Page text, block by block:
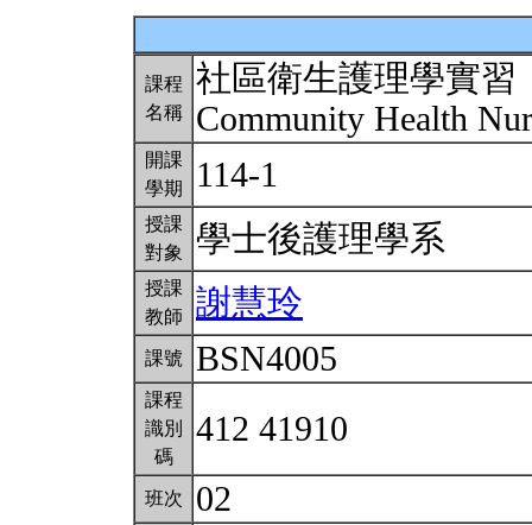
課程
名稱
社區衛生護理學實習
Community Health
開課
學期
114-1
授課
對象
學士後護理學系
授課
教師
謝慧玲
課號 BSN4005
課程
識別
碼
412 41910
班次 02